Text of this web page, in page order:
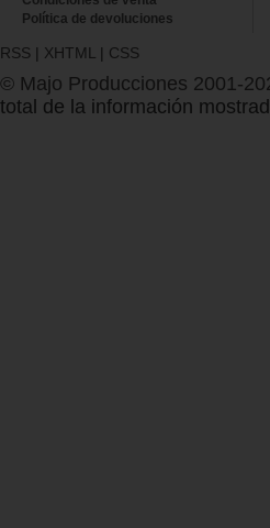
Política de devoluciones
RSS | XHTML | CSS
© Majo Producciones 2001-
total de la información